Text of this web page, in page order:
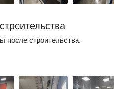
после строительства.